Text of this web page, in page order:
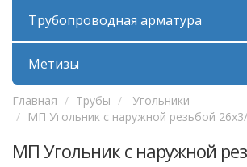
Трубопроводная арматура
Метизы
Главная Трубы
Угольники
МП Угольник с наружной резьбой
МП Угольник с наружной